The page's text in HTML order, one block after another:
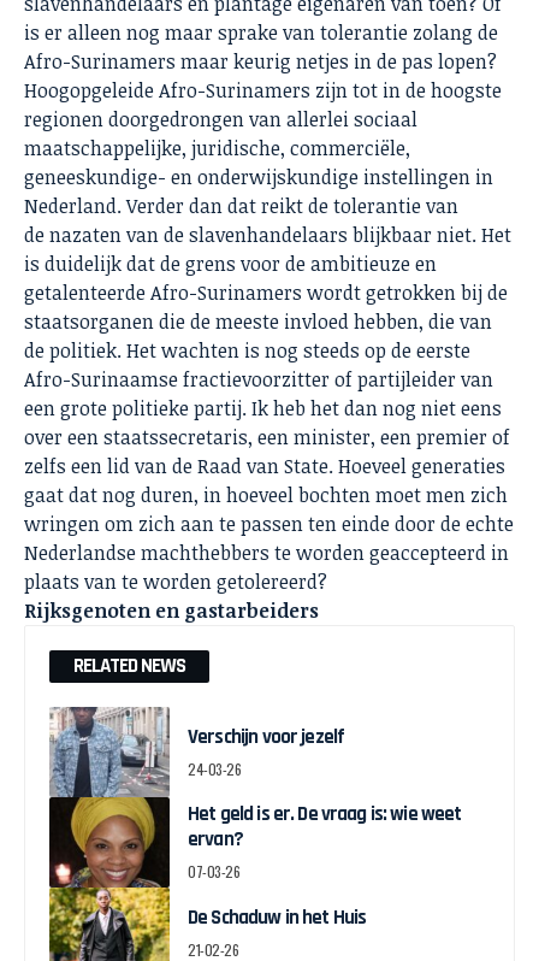
is er alleen nog maar sprake van tolerantie zolang de
Afro-Surinamers maar keurig netjes in de pas lopen?
Hoogopgeleide Afro-Surinamers zijn tot in de hoogste
regionen doorgedrongen van allerlei sociaal
maatschappelijke, juridische, commerciële,
geneeskundige- en onderwijskundige instellingen in
Nederland. Verder dan dat reikt de tolerantie van
de nazaten van de slavenhandelaars blijkbaar niet. Het
is duidelijk dat de grens voor de ambitieuze en
getalenteerde Afro-Surinamers wordt getrokken bij de
staatsorganen die de meeste invloed hebben, die van
de politiek. Het wachten is nog steeds op de eerste
Afro-Surinaamse fractievoorzitter of partijleider van
een grote politieke partij. Ik heb het dan nog niet eens
over een staatssecretaris, een minister, een premier of
zelfs een lid van de Raad van State. Hoeveel generaties
gaat dat nog duren, in hoeveel bochten moet men zich
wringen om zich aan te passen ten einde door de echte
Nederlandse machthebbers te worden geaccepteerd in
plaats van te worden getolereerd?
Rijksgenoten en gastarbeiders
RELATED NEWS
Verschijn voor jezelf
24-03-26
Het geld is er. De vraag is: wie weet
ervan?
07-03-26
De Schaduw in het Huis
21-02-26